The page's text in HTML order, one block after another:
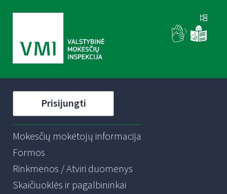
Prisijungti
Mokesčių mokėtojų informacija
Formos
Rinkmenos / Atviri duomenys
Skaičiuoklės ir pagalbininkai